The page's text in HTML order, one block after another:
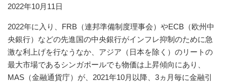
2022年10月11日
2022年に入り、FRB（連邦準備制度理事会）やECB（欧州中
央銀行）などの先進国の中央銀行がインフレ抑制のために急
激な利上げを行なうなか、アジア（日本を除く）のリートの
最大市場であるシンガポールでも物価は上昇傾向にあり、
MAS（金融通貨庁）が、2021年10月以降、3ヵ月毎に金融引